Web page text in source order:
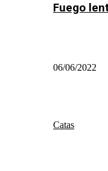
Fuego
06/06/2022
Catas